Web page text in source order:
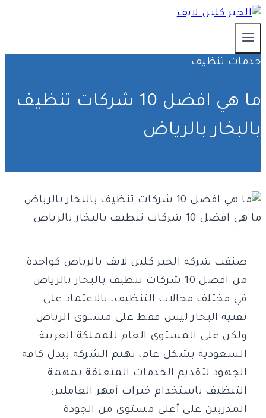
التجاوز
إلى
المحتوى
خدمات تنظيف
ما هي افضل 10 شركات تنظيف
بالبخار بالرياض
ما هي افضل 10 شركات تنظيف بالبخار بالرياض
صنفت شركة الخير كلين لايف بالرياض كواحدة
من افضل 10 شركات تنظيف بالبخار بالرياض
في مختلف مجالات التنظيف، بالاعتماد على
تقنية البخار ليس فقط على مستوى الرياض
ولكن على المستوى العام للمملكة العربية
السعودية بشكل عام، تهتم الشركة ببذل كافة
الجهود لتقديم الخدمات المتعلقة بمهمة
التنظيف باستخدام خبرات أمهر العاملين
المدربين على أعلى مستوى من الجودة